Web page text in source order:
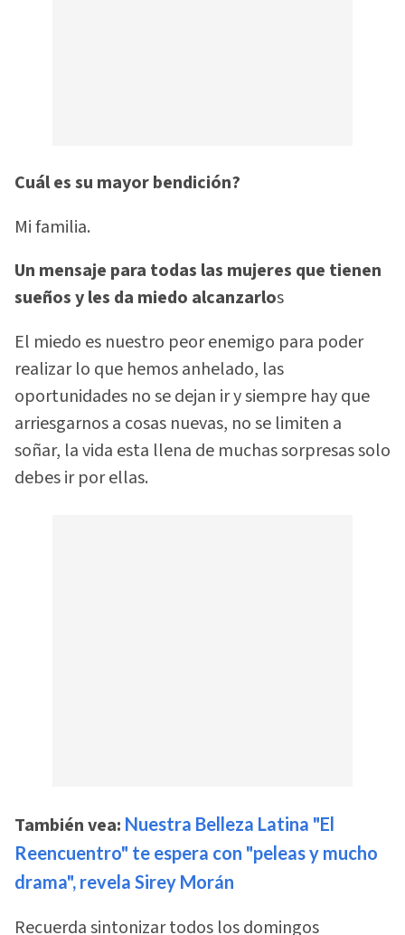
Cuál es su mayor bendición?
Mi familia.
Un mensaje para todas las mujeres que tienen
sueños y les da miedo alcanzarlos
El miedo es nuestro peor enemigo para poder
realizar lo que hemos anhelado, las
oportunidades no se dejan ir y siempre hay que
arriesgarnos a cosas nuevas, no se limiten a
soñar, la vida esta llena de muchas sorpresas solo
debes ir por ellas.
También vea: Nuestra Belleza Latina "El
Reencuentro" te espera con "peleas y mucho
drama", revela Sirey Morán
Recuerda sintonizar todos los domingos